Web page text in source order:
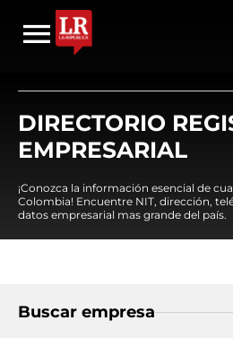
DIRECTORIO
EMPRESARIAL
¡Conozca la información esencial de
Colombia! Encuentre NIT, dirección,
datos empresarial mas grande del país.
Buscar empresa